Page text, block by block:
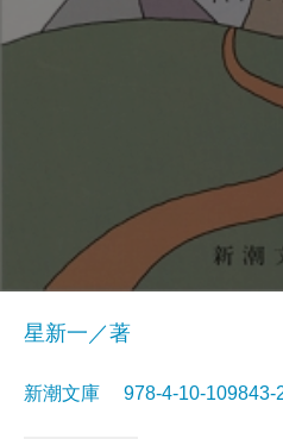
星新一／著
新潮文庫 978-4-10-